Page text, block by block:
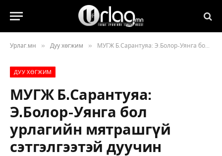
Урлаг.мн » Дуу хөгжим » МУГЖ Б.Сарантуяа: Э.Болор-Уянга бол урлагийн мятрашгүй сэтгэлгээтэй дуучин
ДУУ ХӨГЖИМ
МУГЖ Б.Сарантуяа:
Э.Болор-Уянга бол
урлагийн мятрашгүй
сэтгэлгээтэй дуучин